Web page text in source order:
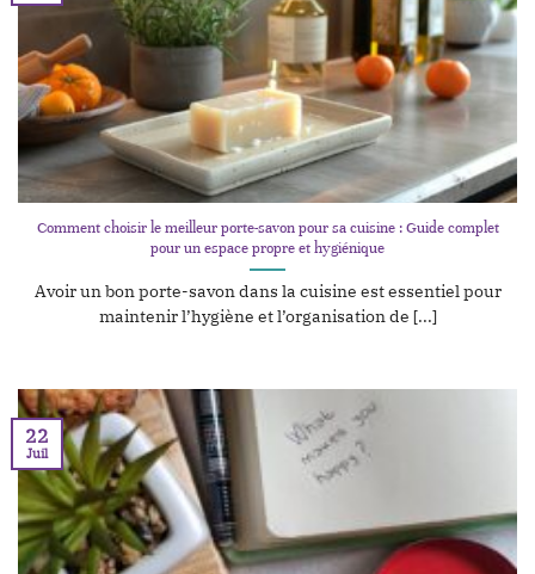
Comment choisir le meilleur porte-savon pour sa cuisine : Guide complet
pour un espace propre et hygiénique
Avoir un bon porte-savon dans la cuisine est essentiel pour
maintenir l’hygiène et l’organisation de [...]
22
Juil